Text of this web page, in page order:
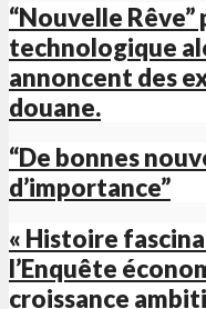
“Nouvelle
technologique
annoncent des
douane.
“De bonnes
d’importance”
« Histoire
l’Enquête
croissance